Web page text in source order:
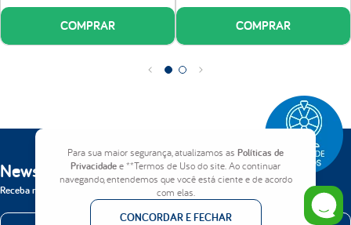
Para sua maior segurança, atualizamos as Políticas de
Privacidadee **Termos de Uso do site. Ao continuar
navegando, entendemos que você está ciente e de acordo
com elas.
CONCORDAR E FECHAR
durabilidade e conforto para produto.
Produto Certificado conforme Portaria do Inmetro nº75/2021 e
COMPRAR COMPRAR
Newsletter
Receba nossas novidades em primeira mão.